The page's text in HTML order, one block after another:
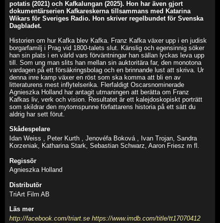
potatis (2021) och Kafkalungan (2025). Hon har även gjort
dokumentärserien Kafkareskerna tillsammans med Katarina
Wikars för Sveriges Radio. Hon skriver regelbundet för Svenska
Dagbladet.
Historien om hur Kafka blev Kafka. Franz Kafka växer upp i en judisk
borgarfamilj i Prag vid 1800-talets slut. Känslig och egensinnig söker
han sin plats i en värld vars förväntningar han sällan lyckas leva upp
till. Som ung man slits han mellan sin auktoritära far, den monotona
vardagen på ett försäkringsbolag och en brinnande lust att skriva. Ur
denna inre kamp växer en röst som ska komma att bli en av
litteraturens mest inflytelserika. Flerfaldigt Oscarsnominerade
Agnieszka Holland har antagit utmaningen att berätta om Franz
Kafkas liv, verk och vision. Resultatet är ett kalejdoskopiskt porträtt
som skildrar den mytomspunne författarens historia på ett sätt du
aldrig har sett förut.
Skådespelare
Idan Weiss , Peter Kurth , Jenovéfa Boková , Ivan Trojan, Sandra
Korzeniak, Katharina Stark, Sebastian Schwarz, Aaron Friesz m fl.
Regissör
Agnieszka Holland
Distributör
TriArt Film AB
Läs mer
http://facebook.com/triart.se https://www.imdb.com/title/tt17070412